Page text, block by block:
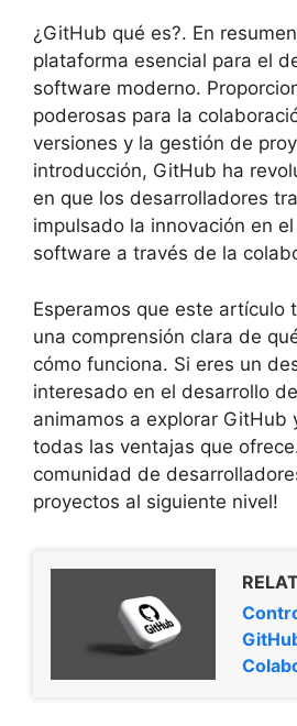
¿GitHub qué es?. En
plataforma esencial para el
software moderno.
poderosas para la
versiones y la gestión de
introducción, GitHub ha
en que los desarrolladores
impulsado la innovación en
software a través de la
Esperamos que este artículo
una comprensión clara de
cómo funciona. Si eres un
interesado en el desarrollo
animamos a explorar GitHub
todas las ventajas que
comunidad de
proyectos al siguiente nivel!